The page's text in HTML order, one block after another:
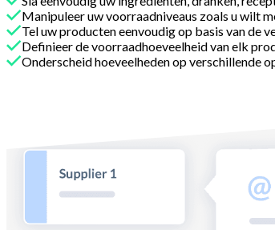
Manipuleer uw voorraadniveaus zoals u wilt
Tel uw producten eenvoudig op basis van de
Definieer de voorraadhoeveelheid van elk
Onderscheid hoeveelheden op verschillende
Bestel producten op basis van uw